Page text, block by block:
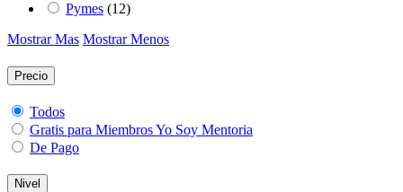
Pymes (12)
Mostrar Mas Mostrar Menos
Precio
Todos
Gratis para Miembros Yo Soy Mentoria
De Pago
Nivel